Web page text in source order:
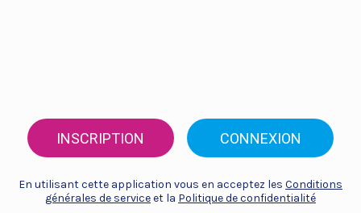
INSCRIPTION CONNEXION
En utilisant cette application vous en acceptez les Conditions
générales de serviceet la Politique de confidentialité